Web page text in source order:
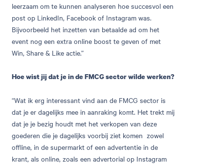
leerzaam om te kunnen analyseren hoe succesvol een
post op LinkedIn, Facebook of Instagram was.
Bijvoorbeeld het inzetten van betaalde ad om het
event nog een extra online boost te geven of met
Win, Share & Like actie.”
Hoe wist jij dat je in de FMCG sector wilde werken?
“Wat ik erg interessant vind aan de FMCG sector is
dat je er dagelijks mee in aanraking komt. Het trekt mij
dat je je bezig houdt met het verkopen van deze
goederen die je dagelijks voorbij ziet komen zowel
offline, in de supermarkt of een advertentie in de
krant, als online, zoals een advertorial op Instagram